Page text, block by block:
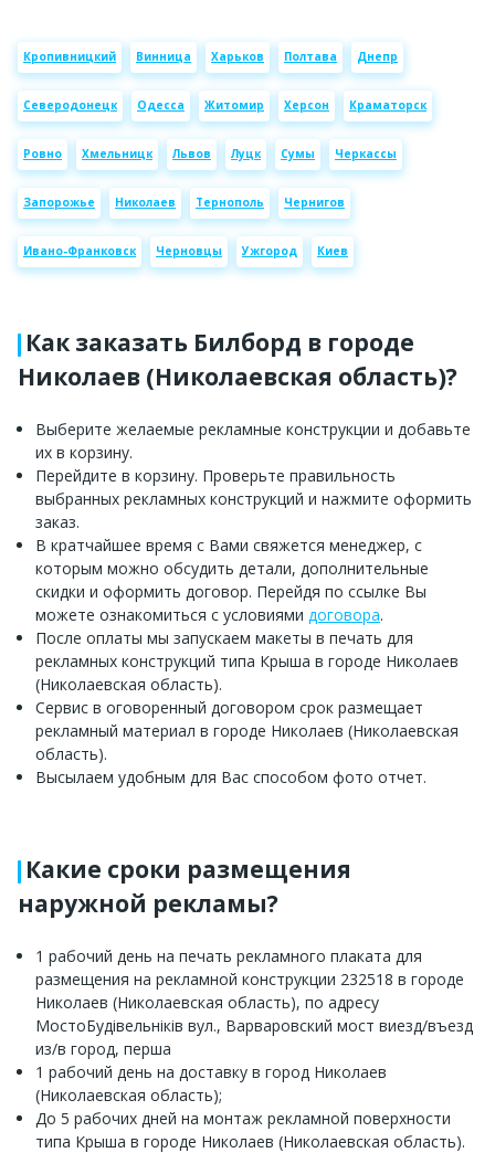
Кропивницкий Винница Харьков Полтава Днепр
Северодонецк Одесса Житомир Херсон Краматорск
Ровно Хмельницк Львов Луцк Сумы Черкассы
Запорожье Николаев Тернополь Чернигов
Ивано-Франковск Черновцы Ужгород Киев
Как заказать Билборд в городе
Николаев (Николаевская область)?
Выберите желаемые рекламные конструкции и добавьте
их в корзину.
Перейдите в корзину. Проверьте правильность
выбранных рекламных конструкций и нажмите оформить
заказ.
В кратчайшее время с Вами свяжется менеджер, с
которым можно обсудить детали, дополнительные
скидки и оформить договор. Перейдя по ссылке Вы
можете ознакомиться с условиями договора.
После оплаты мы запускаем макеты в печать для
рекламных конструкций типа Крыша в городе Николаев
(Николаевская область).
Сервис в оговоренный договором срок размещает
рекламный материал в городе Николаев (Николаевская
область).
Высылаем удобным для Вас способом фото отчет.
Какие сроки размещения
наружной рекламы?
1 рабочий день на печать рекламного плаката для
размещения на рекламной конструкции 232518 в городе
Николаев (Николаевская область), по адресу
МостоБудівельніків вул., Варваровский мост виезд/въезд
из/в город, перша
1 рабочий день на доставку в город Николаев
(Николаевская область);
До 5 рабочих дней на монтаж рекламной поверхности
типа Крыша в городе Николаев (Николаевская область).